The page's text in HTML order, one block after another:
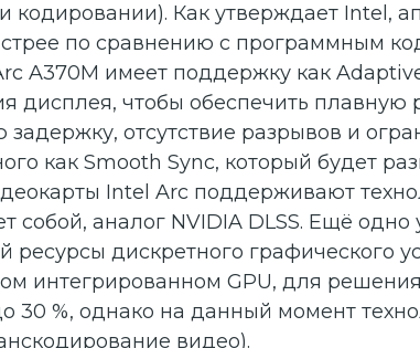
кодировании). Как утверждает Intel,
по сравнению с программным
A370M имеет поддержку как
дисплея, чтобы обеспечить плавную
отсутствие разрывов и
как Smooth Sync, который будет
Intel Arc поддерживают
собой, аналог NVIDIA DLSS. Ещё
дискретного графического
интегрированном GPU, для
30 %, однако на данный момент
видео).